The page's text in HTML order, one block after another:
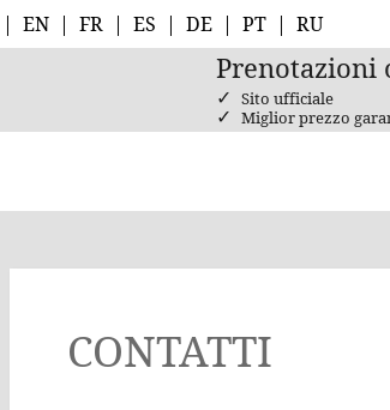
| EN | FR | ES | DE | PT | RU
Prenotazioni
✓ Sito ufficiale
✓ Miglior prezzo
CONTATTI